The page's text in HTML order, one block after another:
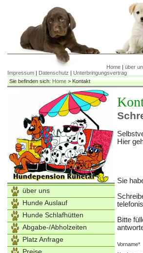
Home | über
Impressum | Datenschutz | Unterbringungsvertrag
Sie befinden sich:Home >Kontakt
über uns
Hunde Auslauf
Hunde Schlafhütten
Abgabe-/Abholzeiten
Platz Anfrage
Hier
Sie
Bitte
Vorname*